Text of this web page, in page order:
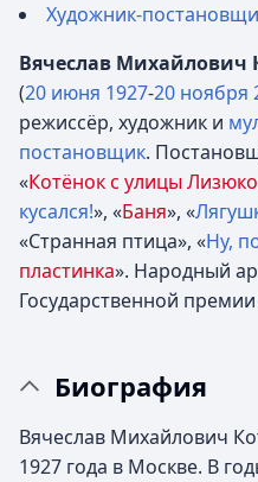
Художник-
Вячеслав Михайлович
(20 июня 1927-20 ноября
режиссёр, художник и
постановщик.
«Котёнок с улицы
кусался!», «Баня», «
«Странная птица», «Ну,
пластинка». Народный
Государственной
Биография
Вячеслав Михайлович
1927 года в Москве. В